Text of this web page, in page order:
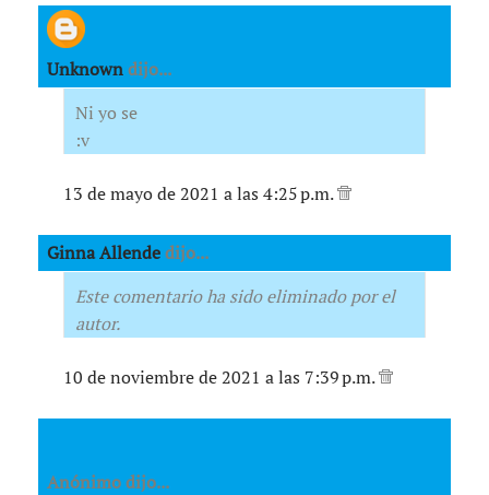
Unknowndijo...
Ni yo se
:v
13 de mayo de 2021 a las 4:25 p.m.
Ginna Allendedijo...
Este comentario ha sido eliminado por el
autor.
10 de noviembre de 2021 a las 7:39 p.m.
Anónimo dijo...